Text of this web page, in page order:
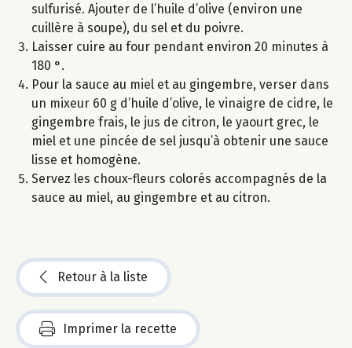
sulfurisé. Ajouter de l’huile d’olive (environ une
cuillère à soupe), du sel et du poivre.
Laisser cuire au four pendant environ 20 minutes à
180 °.
Pour la sauce au miel et au gingembre, verser dans
un mixeur 60 g d’huile d’olive, le vinaigre de cidre, le
gingembre frais, le jus de citron, le yaourt grec, le
miel et une pincée de sel jusqu’à obtenir une sauce
lisse et homogène.
Servez les choux-fleurs colorés accompagnés de la
sauce au miel, au gingembre et au citron.
Retour à la liste
Imprimer la recette